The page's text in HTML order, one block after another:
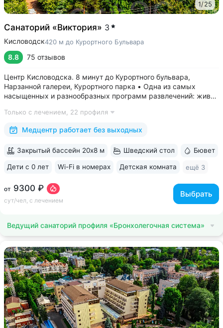
1/25
Санаторий «Виктория» 3
Кисловодск420 м до Курортного Бульвара
8.8 75 отзывов
Центр Кисловодска. 8 минут до Курортного бульвара,
Нарзанной галереи, Курортного парка • Одна из самых
насыщенных и разнообразных программ развлечений: живая
стендап, мастер-классы по рисованию «эбру» и танцам
(бачата, восточные танцы)....
Только с лечением, 22 профиля
Медцентр работает без выходных
от 9300 ₽
сут/чел, с лечением
Выбрать
Закрытый бассейн 20х8 м Шведский стол Бювет
Дети с 0 лет Wi-Fi в номерах Детская комната ещё 3
Ведущий санаторий профиля «Бронхолегочная система»